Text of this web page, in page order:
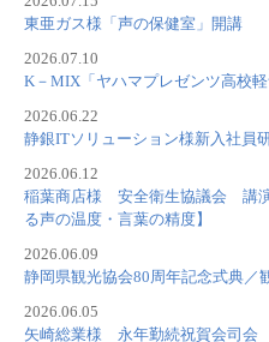
東亜ガス様「声の保健室」開講
2026.07.10
K－MIX「ヤハマプレゼンツ高校
2026.06.22
静銀ITソリューション様新入社員
2026.06.12
稲葉商店様 安全衛生協議会 講
る声の温度・言葉の精度】
2026.06.09
静岡県観光協会80周年記念式典
2026.06.05
矢崎総業様 永年勤続祝賀会司会